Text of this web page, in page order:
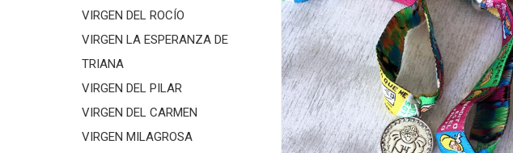
VIRGEN DEL ROCÍO
VIRGEN LA ESPERANZA DE
TRIANA
VIRGEN DEL PILAR
VIRGEN DEL CARMEN
VIRGEN MILAGROSA